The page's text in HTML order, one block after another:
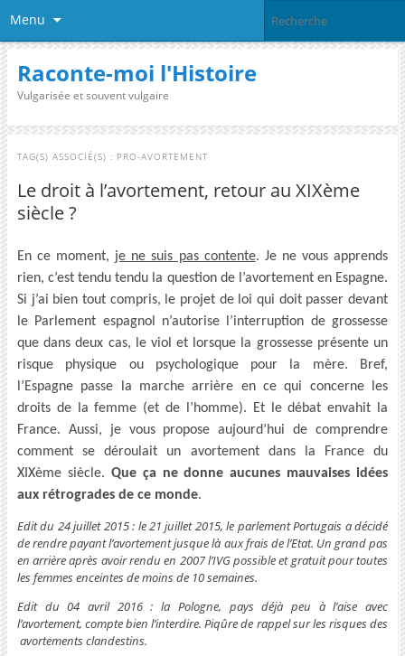
Menu
Raconte-moi l'Histoire
Vulgarisée et souvent vulgaire
TAG(S) ASSOCIÉ(S) : PRO-AVORTEMENT
Le droit à l’avortement, retour au XIXème
siècle ?
En ce moment, je ne suis pas contente. Je ne vous apprends
rien, c’est tendu tendu la question de l’avortement en Espagne.
Si j’ai bien tout compris, le projet de loi qui doit passer devant
le Parlement espagnol n’autorise l’interruption de grossesse
que dans deux cas, le viol et lorsque la grossesse présente un
risque physique ou psychologique pour la mère. Bref,
l’Espagne passe la marche arrière en ce qui concerne les
droits de la femme (et de l’homme). Et le débat envahit la
France. Aussi, je vous propose aujourd’hui de comprendre
comment se déroulait un avortement dans la France du
XIXème siècle. Que ça ne donne aucunes mauvaises idées
aux rétrogrades de ce monde.
Edit du 24 juillet 2015 : le 21 juillet 2015, le parlement Portugais a décidé
de rendre payant l’avortement jusque là aux frais de l’Etat. Un grand pas
en arrière après avoir rendu en 2007 l’IVG possible et gratuit pour toutes
les femmes enceintes de moins de 10 semaines.
Edit du 04 avril 2016 : la Pologne, pays déjà peu à l’aise avec
l’avortement, compte bien l’interdire. Piqûre de rappel sur les risques des
avortements clandestins.